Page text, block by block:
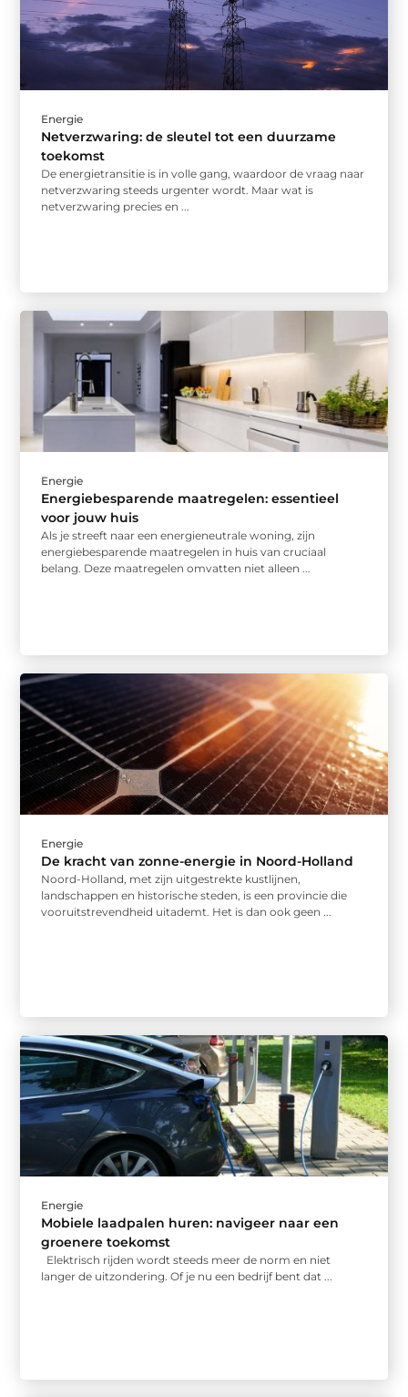
Energie
Netverzwaring: de sleutel tot een duurzame
toekomst
De energietransitie is in volle gang, waardoor de vraag naar
netverzwaring steeds urgenter wordt. Maar wat is
netverzwaring precies en ...
Energie
Energiebesparende maatregelen: essentieel
voor jouw huis
Als je streeft naar een energieneutrale woning, zijn
energiebesparende maatregelen in huis van cruciaal
belang. Deze maatregelen omvatten niet alleen ...
Energie
De kracht van zonne-energie in Noord-Holland
Noord-Holland, met zijn uitgestrekte kustlijnen,
landschappen en historische steden, is een provincie die
vooruitstrevendheid uitademt. Het is dan ook geen ...
Energie
Mobiele laadpalen huren: navigeer naar een
groenere toekomst
Elektrisch rijden wordt steeds meer de norm en niet
langer de uitzondering. Of je nu een bedrijf bent dat ...